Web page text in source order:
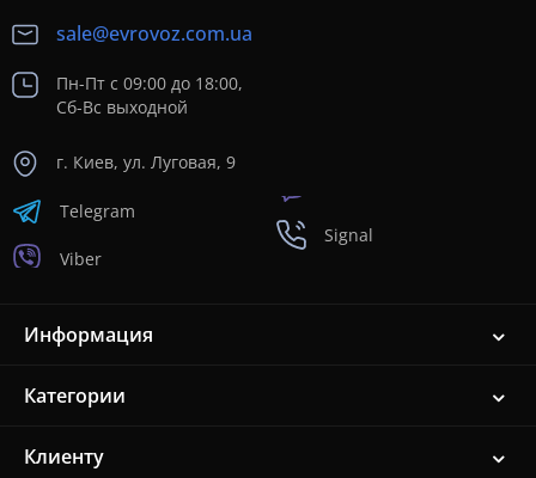
sale@evrovoz.com.ua
Пн-Пт с 09:00 до 18:00,
Сб-Вс выходной
г. Киев, ул. Луговая, 9
Telegram
Viber
Signal
Информация
Категории
Клиенту